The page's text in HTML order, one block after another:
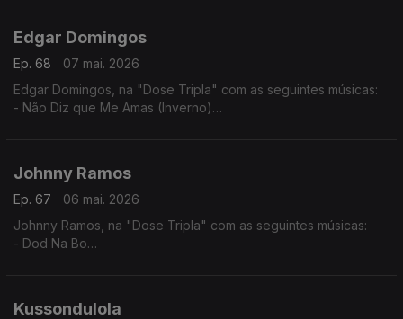
Edgar Domingos
Ep. 68
07 mai. 2026
Edgar Domingos, na "Dose Tripla" com as seguintes músicas:
- Não Diz que Me Amas (Inverno)
Johnny Ramos
Ep. 67
06 mai. 2026
Johnny Ramos, na "Dose Tripla" com as seguintes músicas:
- Dod Na Bo
Kussondulola